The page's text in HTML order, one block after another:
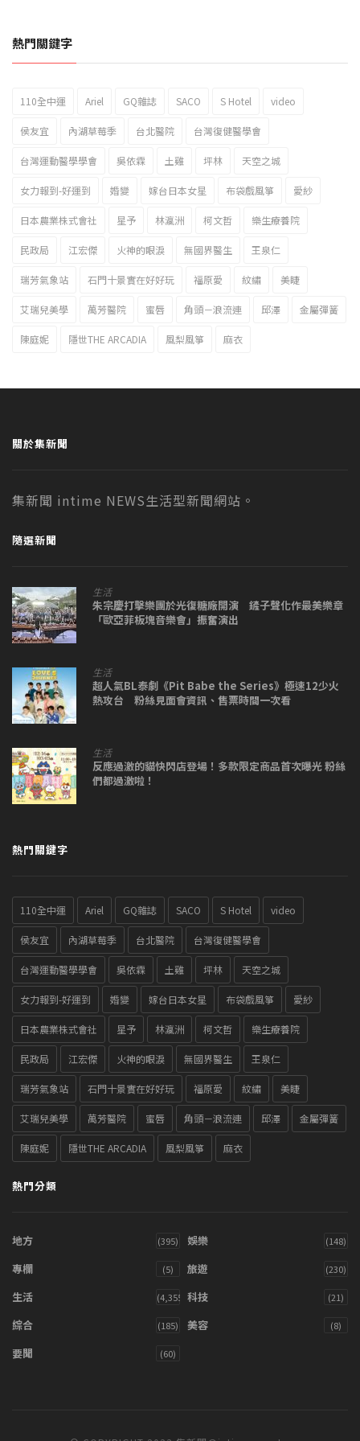
2023新北市北海岸國際風箏節「風在石起」霸氣回歸
熱門關鍵字
110全中運 Ariel GQ雜誌 SACO S Hotel video
侯友宜 內湖草莓季 台北醫院 台灣復健醫學會
台灣運動醫學學會 吳依霖 土雞 坪林 天空之城
女力報到-好運到 婚變 嫁台日本女星 布袋戲風箏 愛紗
日本農業株式會社 星予 林瀛洲 柯文哲 樂生療養院
民政局 江宏傑 火神的眼淚 無國界醫生 王泉仁
瑞芳氣象站 石門十景實在好好玩 福原愛 紋繡 美睫
艾瑞兒美學 萬芳醫院 蜜唇 角頭－浪流連 邱澤 金屬彈簧
陳庭妮 隱世THE ARCADIA 風梨風箏 麻衣
關於集新聞
集新聞 intime NEWS生活型新聞網站。
隨選新聞
生活
朱宗慶打擊樂團於光復糖廠開演 鏟子聲化作最美樂章
「歐亞菲板塊音樂會」振奮演出
生活
超人氣BL泰劇《Pit Babe the Series》極速12少火
熱攻台 粉絲見面會資訊、售票時間一次看
生活
反應過激的貓快閃店登場！多款限定商品首次曝光 粉絲
們都過激啦！
熱門關鍵字
110全中運 Ariel GQ雜誌 SACO S Hotel video
侯友宜 內湖草莓季 台北醫院 台灣復健醫學會
台灣運動醫學學會 吳依霖 土雞 坪林 天空之城
女力報到-好運到 婚變 嫁台日本女星 布袋戲風箏 愛紗
日本農業株式會社 星予 林瀛洲 柯文哲 樂生療養院
民政局 江宏傑 火神的眼淚 無國界醫生 王泉仁
瑞芳氣象站 石門十景實在好好玩 福原愛 紋繡 美睫
艾瑞兒美學 萬芳醫院 蜜唇 角頭－浪流連 邱澤 金屬彈簧
陳庭妮 隱世THE ARCADIA 風梨風箏 麻衣
熱門分類
地方 (395) 娛樂 (148)
專欄 (5) 旅遊 (230)
生活 (4,355) 科技 (21)
綜合 (185) 美容 (8)
要聞 (60)